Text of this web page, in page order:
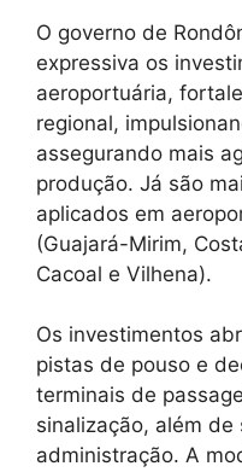
O governo de
expressiva os
aeroportuária,
regional,
assegurando mais
produção. Já são
aplicados em
(Guajará-Mirim,
Cacoal e Vilhena).
Os investimentos
pistas de pouso e
terminais de
sinalização, além
administração. A